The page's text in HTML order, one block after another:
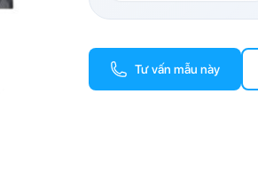
Tư vấn mẫu này